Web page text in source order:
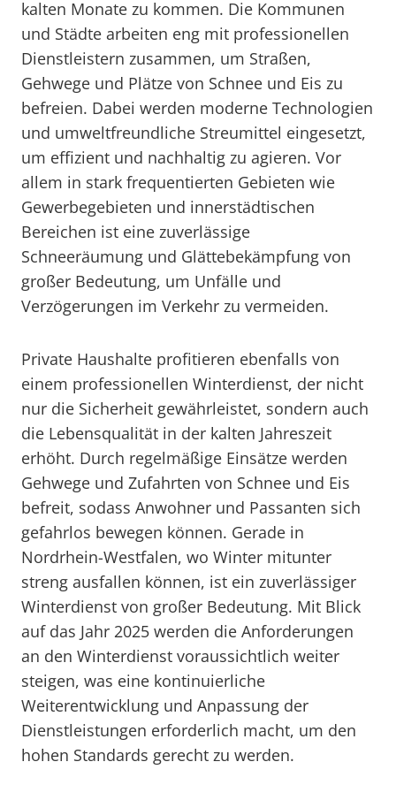
kalten Monate zu kommen. Die Kommunen
und Städte arbeiten eng mit professionellen
Dienstleistern zusammen, um Straßen,
Gehwege und Plätze von Schnee und Eis zu
befreien. Dabei werden moderne Technologien
und umweltfreundliche Streumittel eingesetzt,
um effizient und nachhaltig zu agieren. Vor
allem in stark frequentierten Gebieten wie
Gewerbegebieten und innerstädtischen
Bereichen ist eine zuverlässige
Schneeräumung und Glättebekämpfung von
großer Bedeutung, um Unfälle und
Verzögerungen im Verkehr zu vermeiden.
Private Haushalte profitieren ebenfalls von
einem professionellen Winterdienst, der nicht
nur die Sicherheit gewährleistet, sondern auch
die Lebensqualität in der kalten Jahreszeit
erhöht. Durch regelmäßige Einsätze werden
Gehwege und Zufahrten von Schnee und Eis
befreit, sodass Anwohner und Passanten sich
gefahrlos bewegen können. Gerade in
Nordrhein-Westfalen, wo Winter mitunter
streng ausfallen können, ist ein zuverlässiger
Winterdienst von großer Bedeutung. Mit Blick
auf das Jahr 2025 werden die Anforderungen
an den Winterdienst voraussichtlich weiter
steigen, was eine kontinuierliche
Weiterentwicklung und Anpassung der
Dienstleistungen erforderlich macht, um den
hohen Standards gerecht zu werden.